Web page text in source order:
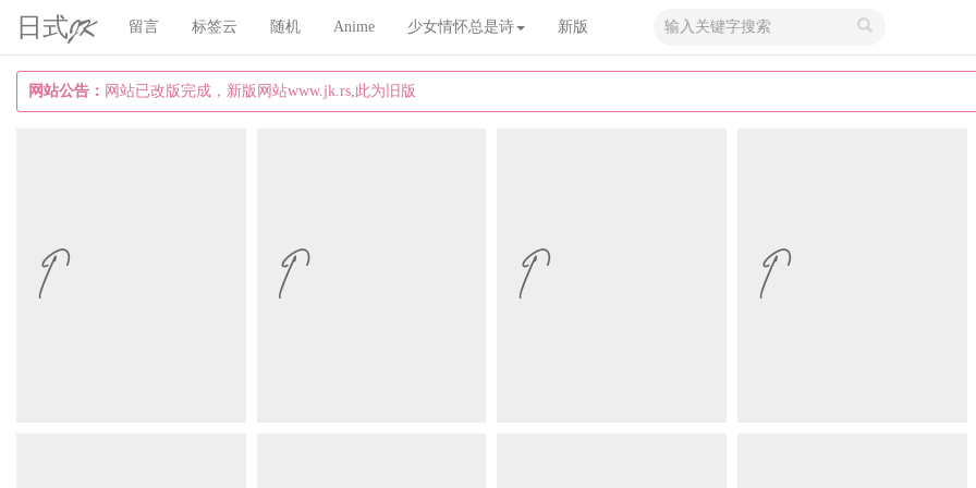
网站公告： 网站已改版完成，新版网站www.jk.rs,此为旧版
日式JK 留言 标签云 随机 Anime 少女情怀总是诗 新版
搜